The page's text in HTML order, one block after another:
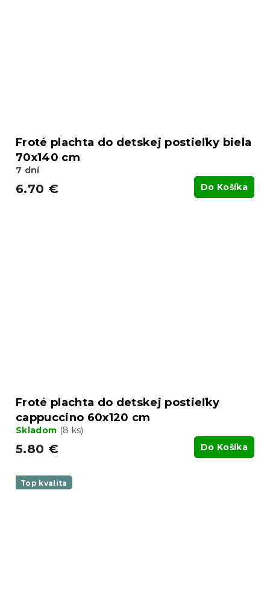
Froté plachta do detskej postieľky biela
70x140 cm
7 dní
6.70 € Do Košíka
Froté plachta do detskej postieľky
cappuccino 60x120 cm
Skladom (8 ks)
5.80 € Do Košíka
Top kvalita